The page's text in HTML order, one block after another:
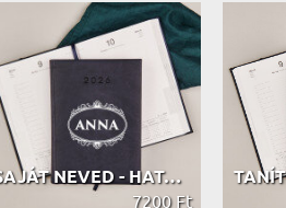
SAJÁT NEVED - HATÁRIDŐNAPLÓ
7200 Ft